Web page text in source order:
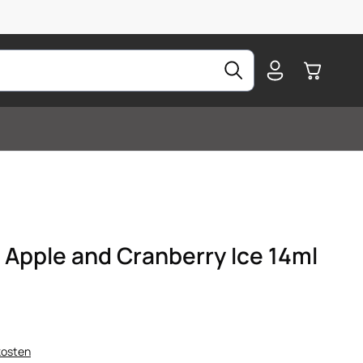
and Cranberry Ice 14ml